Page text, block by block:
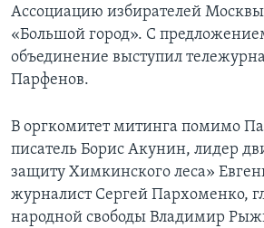
Ассоциацию избирателей
«Большой город». С
объединение выступил
Парфенов.
В оргкомитет митинга помимо
писатель Борис Акунин, лидер
защиту Химкинского леса»
журналист Сергей Пархоменко,
народной свободы Владимир